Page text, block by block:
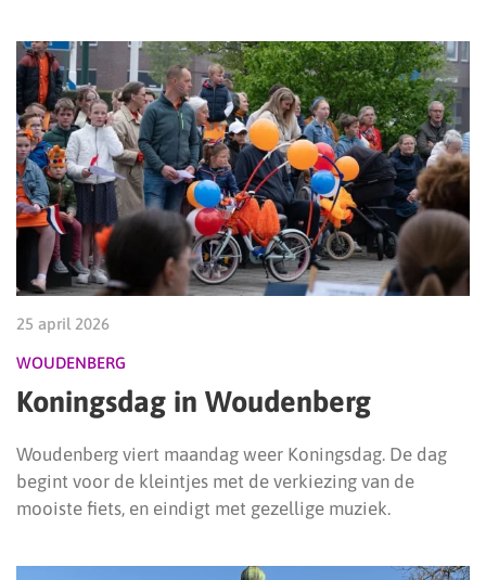
25 april 2026
WOUDENBERG
Koningsdag in Woudenberg
Woudenberg viert maandag weer Koningsdag. De dag
begint voor de kleintjes met de verkiezing van de
mooiste fiets, en eindigt met gezellige muziek.